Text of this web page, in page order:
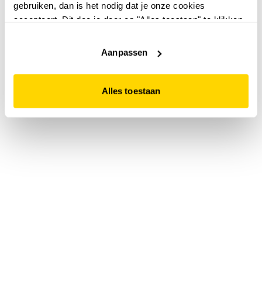
gebruiken, dan is het nodig dat je onze cookies
accepteert. Dit doe je door op "Alles toestaan" te klikken.
website niet optimaal functioneert.
Aanpassen
Alles toestaan